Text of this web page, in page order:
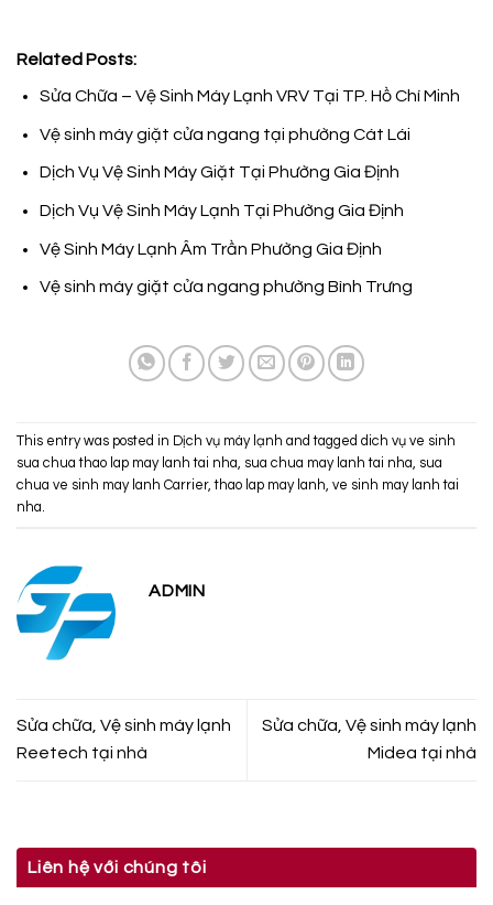
Related Posts:
Sửa Chữa – Vệ Sinh Máy Lạnh VRV Tại TP. Hồ Chí Minh
Vệ sinh máy giặt cửa ngang tại phường Cát Lái
Dịch Vụ Vệ Sinh Máy Giặt Tại Phường Gia Định
Dịch Vụ Vệ Sinh Máy Lạnh Tại Phường Gia Định
Vệ Sinh Máy Lạnh Âm Trần Phường Gia Định
Vệ sinh máy giặt cửa ngang phường Bình Trưng
This entry was posted in Dịch vụ máy lạnh and tagged dich vụ ve sinh
sua chua thao lap may lanh tai nha
sua chua may lanh tai nha
sua
chua ve sinh may lanh Carrier,thao lap may lanh ve sinh may lanh tai
nha
ADMIN
Sửa chữa, Vệ sinh máy lạnh
Reetech tại nhà
Sửa chữa, Vệ sinh máy lạnh
Midea tại nhà
Liên hệ với chúng tôi